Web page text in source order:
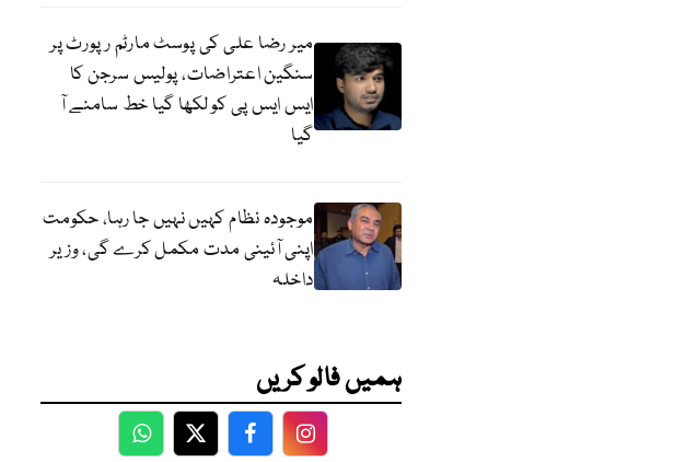
میر رضا علی کی پوسٹ مارٹم رپورٹ پر
سنگین اعتراضات، پولیس سرجن کا
ایس ایس پی کو لکھا گیا خط سامنے آ
گیا
موجودہ نظام کہیں نہیں جا رہا، حکومت
اپنی آئینی مدت مکمل کرے گی، وزیر
داخلہ
ہمیں فالو کریں
WhatsApp
TwitterFacebookFacebook